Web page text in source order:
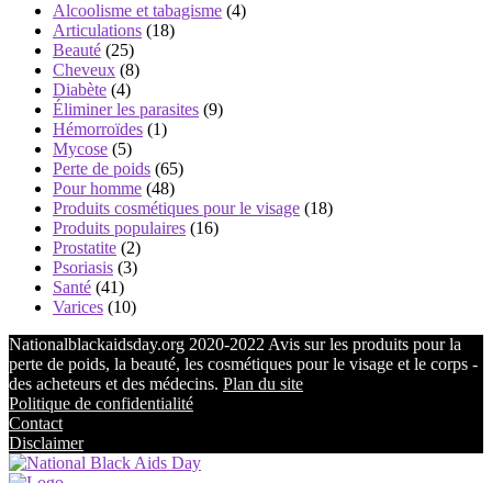
Alcoolisme et tabagisme (4)
Articulations (18)
Beauté (25)
Cheveux (8)
Diabète (4)
Éliminer les parasites (9)
Hémorroïdes (1)
Mycose (5)
Perte de poids (65)
Pour homme (48)
Produits cosmétiques pour le visage (18)
Produits populaires (16)
Prostatite (2)
Psoriasis (3)
Santé (41)
Varices (10)
Nationalblackaidsday.org 2020-2022 Avis sur les produits pour la
perte de poids, la beauté, les cosmétiques pour le visage et le corps -
des acheteurs et des médecins. Plan du site
Politique de confidentialité
Contact
Disclaimer